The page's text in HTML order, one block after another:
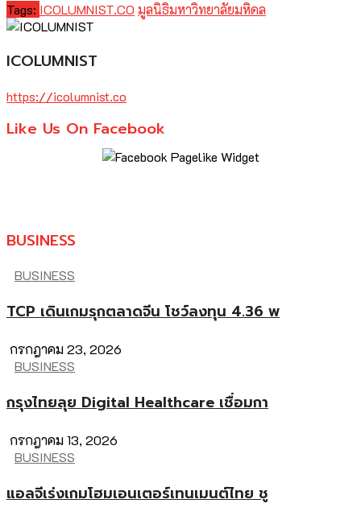
Tags: ICOLUMNIST.CO มูลนิธิมหาวิทยาลัยมหิดล
ICOLUMNIST
https://icolumnist.co
Like Us On Facebook
BUSINESS
BUSINESS
TCP เดินเกมรุกตลาดจีน โชว์ลงทุน 4.36 พ
กรกฎาคม 23, 2026
BUSINESS
กรุงไทยลุย Digital Healthcare เชื่อมกา
กรกฎาคม 13, 2026
BUSINESS
แอลจีเร่งเกมโฮมเอนเตอร์เทนเมนต์ไทย ชู